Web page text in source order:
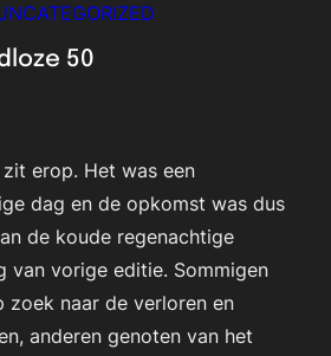
50
erop. Het was een
dag en de opkomst was dus
de koude regenachtige
van vorige editie. Sommigen
zoek naar de verloren en
anderen genoten van het